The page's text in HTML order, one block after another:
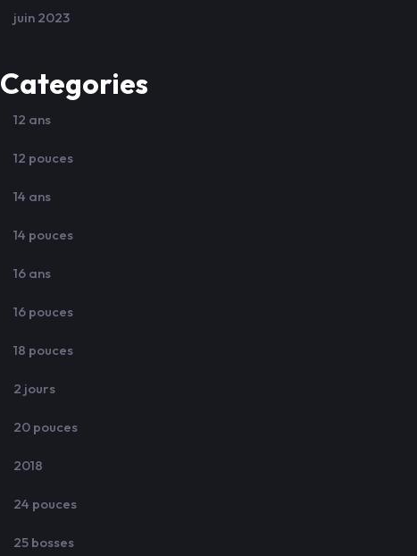
juin 2023
Categories
12 ans
12 pouces
14 ans
14 pouces
16 ans
16 pouces
18 pouces
2 jours
20 pouces
2018
24 pouces
25 bosses